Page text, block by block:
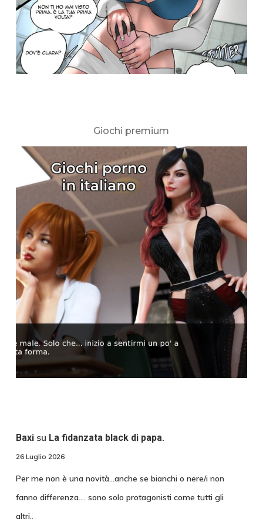
Giochi premium
Baxisu La fidanzata black di papa.
26 Luglio 2026
Per me non è una novità...anche se bianchi o nere/i non
fanno differenza.... sono solo protagonisti come tutti gli
altri..